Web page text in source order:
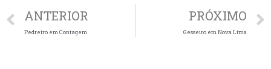
ANTERIOR
Pedreiro em Contagem
PRÓXIMO
Gesseiro em Nova Lima